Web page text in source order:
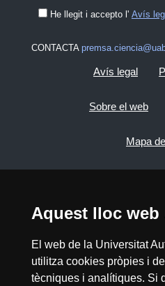
Aquest lloc
El web de la Universitat
utilitza cookies pròpies i
tècniques i analítiques. Si
He llegit i accepto l' Avís
CONTACTA
Avís legal
Sobre el web
Mapa
ISSN: